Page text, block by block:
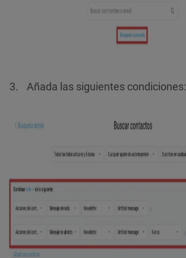
Añada las siguientes condiciones: